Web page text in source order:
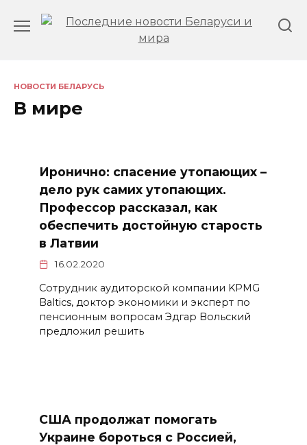
НОВОСТИ БЕЛАРУСЬ
В мире
Иронично: спасение утопающих –
дело рук самих утопающих.
Профессор рассказал, как
обеспечить достойную старость
в Латвии
16.02.2020
Сотрудник аудиторской компании KPMG
Baltics, доктор экономики и эксперт по
пенсионным вопросам Эдгар Вольский
предложил решить
США продолжат помогать
Украине бороться с Россией,